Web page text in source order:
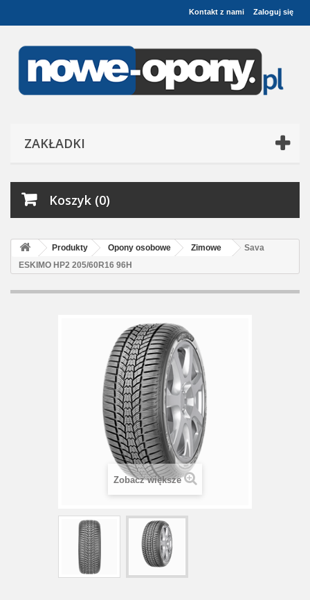
Zaloguj się
Kontakt z nami
ZAKŁADKI
Koszyk (0)
Produkty Opony osobowe Zimowe
Sava
ESKIMO HP2 205/60R16 96H
Zobacz większe